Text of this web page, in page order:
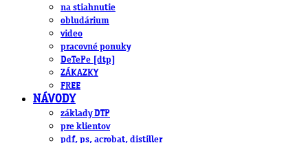
na stiahnutie
obludárium
video
pracovné ponuky
DeTePe [dtp]
ZÁKAZKY
FREE
NÁVODY
základy DTP
pre klientov
pdf, ps, acrobat, distiller